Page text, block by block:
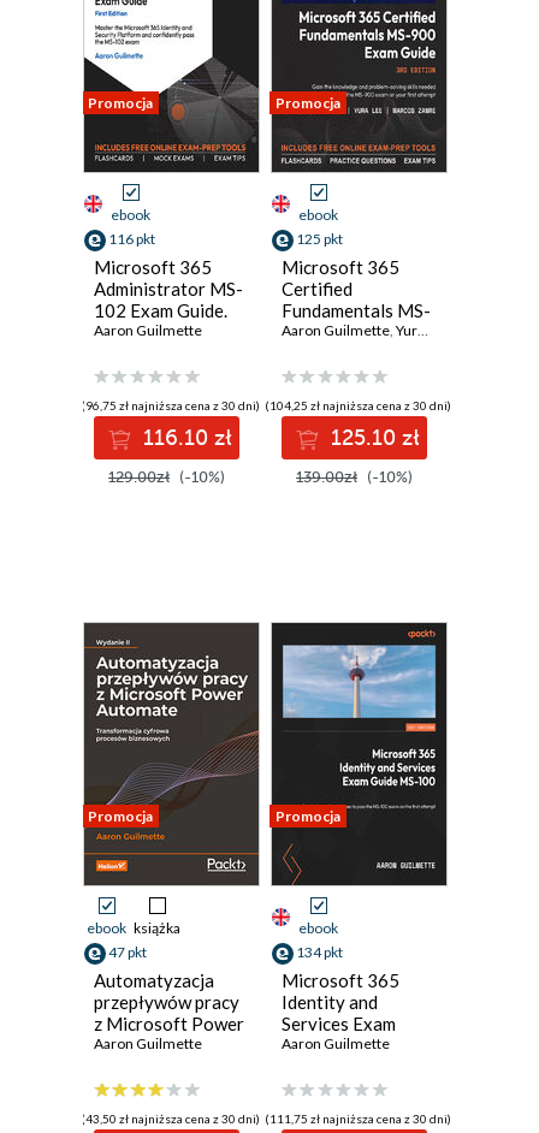
Promocja
ebook
116 pkt
Microsoft 365
Administrator MS-
102 Exam Guide.
Master the
Identity and
Security Platform
and confidently
pass the MS-102
exam
Aaron Guilmette
(96,75 zł najniższa cena z 30 dni)
116.10 zł
129.00zł (-10%)
Promocja
ebook
125 pkt
Microsoft 365
Certified
Fundamentals MS-
900 Exam Guide.
knowledge and
problem-solving
skills needed to
pass the MS-900
exam on your first
attempt - Third
Aaron Guilmette, Yura Lee
(104,25 zł najniższa cena z 30 dni)
125.10 zł
139.00zł (-10%)
Promocja
ebook książka
47 pkt
Automatyzacja
przepływów pracy
z Microsoft Power
Automate.
cyfrowa procesów
biznesowych.
Aaron Guilmette
(43,50 zł najniższa cena z 30 dni)
Promocja
ebook
134 pkt
Microsoft 365
Identity and
Services Exam
Guide MS-100.
techniques to pass
the MS-100 exam
Aaron Guilmette
(111,75 zł najniższa cena z 30 dni)